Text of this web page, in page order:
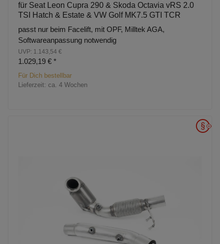
für Seat Leon Cupra 290 & Skoda Octavia vRS 2.0
TSI Hatch & Estate & VW Golf MK7.5 GTI TCR
passt nur beim Facelift, mit OPF, Milltek AGA,
Softwareanpassung notwendig
UVP: 1.143,54 €
1.029,19 € *
Für Dich bestellbar
Lieferzeit: ca. 4 Wochen